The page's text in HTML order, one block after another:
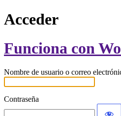
Acceder
Funciona con
Nombre de usuario o correo
Contraseña